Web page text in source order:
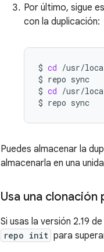
Por último, sigue
con la duplicación:
$ cd /usr/
$ repo sync
$ cd /usr/
$ repo
Puedes almacenar la
almacenarla en una
Usa una clonación
Si usas la versión 2.19
repo init para